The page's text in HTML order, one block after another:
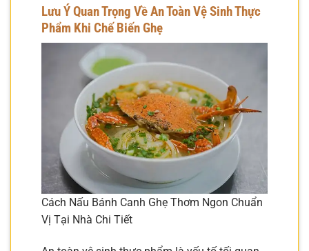
Lưu Ý Quan Trọng Về An Toàn Vệ Sinh Thực
Phẩm Khi Chế Biến Ghẹ
Cách Nấu Bánh Canh Ghẹ Thơm Ngon Chuẩn
Vị Tại Nhà Chi Tiết